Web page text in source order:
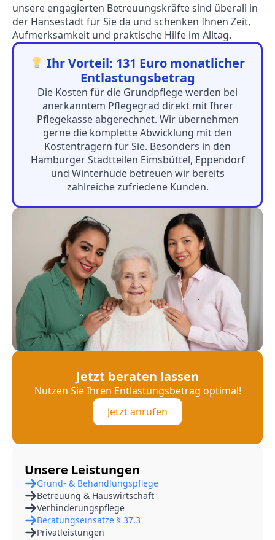
unsere engagierten Betreuungskräfte sind überall in
der Hansestadt für Sie da und schenken Ihnen Zeit,
Aufmerksamkeit und praktische Hilfe im Alltag.
Ihr Vorteil: 131 Euro monatlicher
Entlastungsbetrag
Die Kosten für die Grundpflege werden bei
anerkanntem Pflegegrad direkt mit Ihrer
Pflegekasse abgerechnet. Wir übernehmen
gerne die komplette Abwicklung mit den
Kostenträgern für Sie. Besonders in den
Hamburger Stadtteilen Eimsbüttel, Eppendorf
und Winterhude betreuen wir bereits
zahlreiche zufriedene Kunden.
Jetzt beraten lassen
Nutzen Sie Ihren Entlastungsbetrag optimal!
Jetzt anrufen
Unsere Leistungen
Grund- & Behandlungspflege
Betreuung & Hauswirtschaft
Verhinderungspflege
Beratungseinsätze § 37.3
Privatleistungen